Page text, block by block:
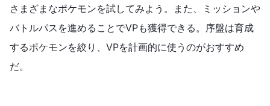
さまざまなポケモンを試してみよう。また、ミッションや
バトルパスを進めることでVPも獲得できる。序盤は育成
するポケモンを絞り、VPを計画的に使うのがおすすめ
だ。